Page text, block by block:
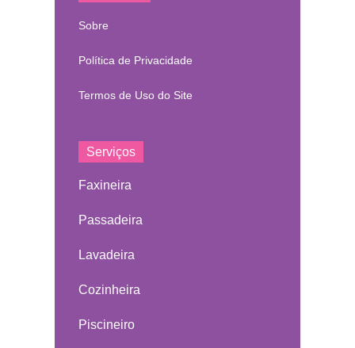
Sobre
Política de Privacidade
Termos de Uso do Site
Serviços
Faxineira
Passadeira
Lavadeira
Cozinheira
Piscineiro